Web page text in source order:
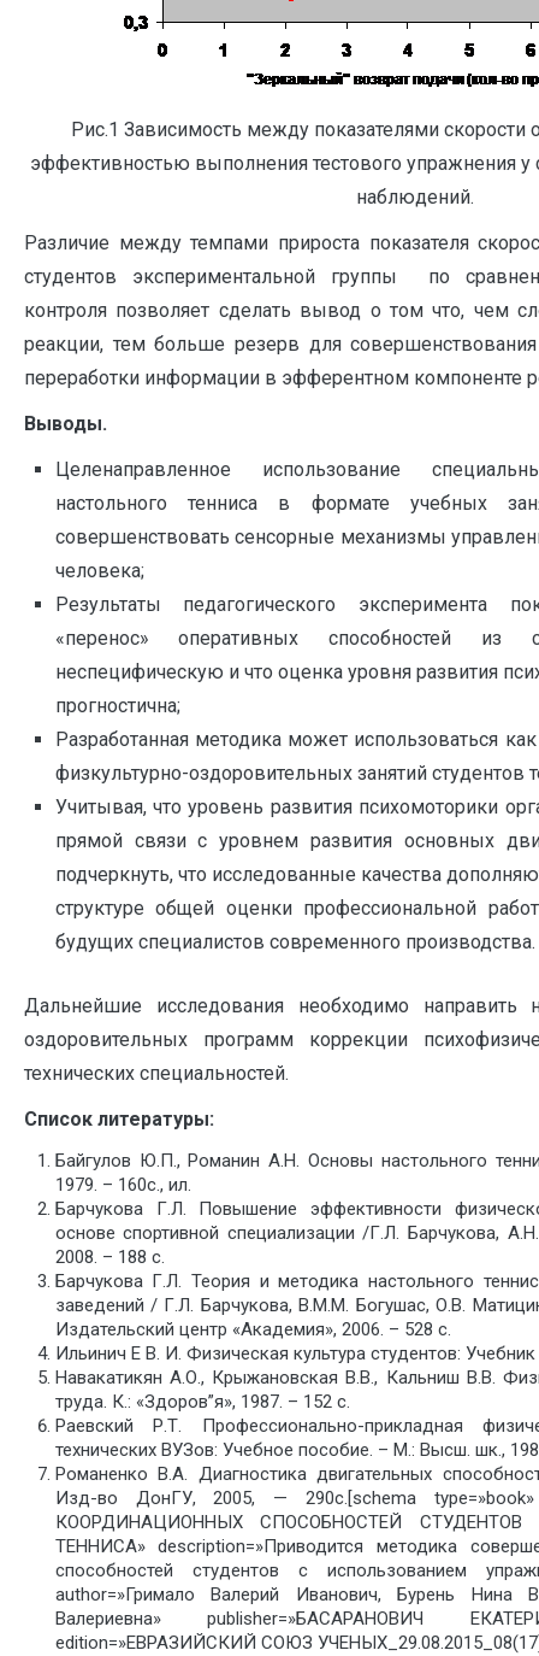
Рис.1 Зависимость между показателями скорости
эффективностью выполнения тестового упражнения у
наблюдений.
Различие между темпами прироста показателя
студентов экспериментальной группы по
контроля позволяет сделать вывод о том что, чем
реакции, тем больше резерв для
переработки информации в эфферентном компоненте
Выводы.
Целенаправленное использование
настольного тенниса в формате учебных
совершенствовать сенсорные механизмы
человека;
Результаты педагогического эксперимента
«перенос» оперативных способностей
неспецифическую и что оценка уровня развития
прогностична;
Разработанная методика может использоваться
физкультурно-оздоровительных занятий студентов
Учитывая, что уровень развития психомоторики
прямой связи с уровнем развития основных
подчеркнуть, что исследованные качества
структуре общей оценки профессиональной
будущих специалистов современного производства.
Дальнейшие исследования необходимо направить
оздоровительных программ коррекции
технических специальностей.
Список литературы:
Байгулов Ю.П., Романин А.Н. Основы настольного
1979. – 160с., ил.
Барчукова Г.Л. Повышение эффективности
основе спортивной специализации /Г.Л. Барчукова,
2008. – 188 с.
Барчукова Г.Л. Теория и методика настольного
заведений / Г.Л. Барчукова, В.М.М. Богушас, О.В.
Издательский центр «Академия», 2006. – 528 с.
Ильинич Е В. И. Физическая культура студентов:
Навакатикян А.О., Крыжановская В.В., Кальниш В.В.
труда. К.: «Здоров”я», 1987. – 152 с.
Раевский Р.Т. Профессионально-прикладная
технических ВУЗов: Учебное пособие. – М.: Высш. шк.,
Романенко В.А. Диагностика двигательных
Изд-во ДонГУ, 2005, — 290с.[schema
КООРДИНАЦИОННЫХ СПОСОБНОСТЕЙ СТУДЕНТОВ
ТЕННИСА» description=»Приводится методика
способностей студентов с использованием
author=»Гримало Валерий Иванович, Бурень Нина
Валериевна» publisher=»БАСАРАНОВИЧ
edition=»ЕВРАЗИЙСКИЙ СОЮЗ